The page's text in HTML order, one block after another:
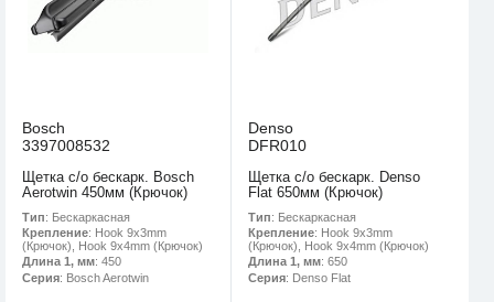
Bosch
3397008532
Щетка с/о бескарк. Bosch
Aerotwin 450мм (Крючок)
Тип: Бескаркасная
Крепление: Hook 9x3mm
(Крючок), Hook 9x4mm (Крючок)
Длина 1, мм: 450
Серия: Bosch Aerotwin
Denso
DFR010
Щетка с/о бескарк. Denso
Flat 650мм (Крючок)
Тип: Бескаркасная
Крепление: Hook 9x3mm
(Крючок), Hook 9x4mm (Крючок)
Длина 1, мм: 650
Серия: Denso Flat